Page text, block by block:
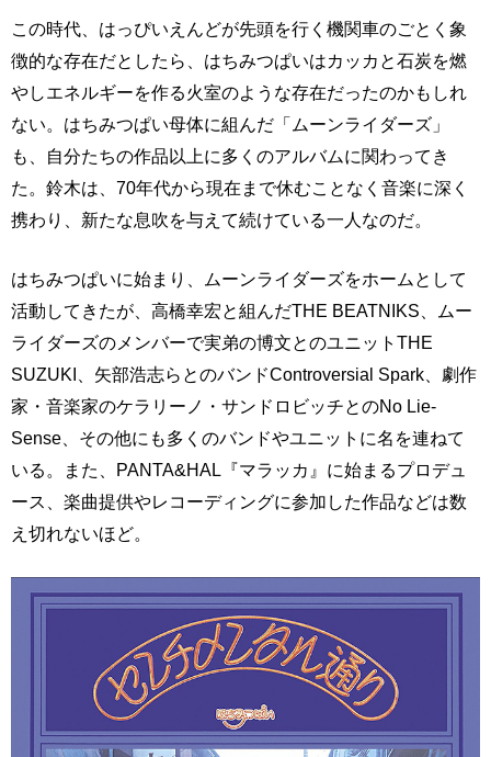
この時代、はっぴいえんどが先頭を行く機関車のごとく象
徴的な存在だとしたら、はちみつぱいはカッカと石炭を燃
やしエネルギーを作る火室のような存在だったのかもしれ
ない。はちみつぱい母体に組んだ「ムーンライダーズ」
も、自分たちの作品以上に多くのアルバムに関わってき
た。鈴木は、70年代から現在まで休むことなく音楽に深く
携わり、新たな息吹を与えて続けている一人なのだ。
はちみつぱいに始まり、ムーンライダーズをホームとして
活動してきたが、高橋幸宏と組んだTHE BEATNIKS、ムー
ライダーズのメンバーで実弟の博文とのユニットTHE
SUZUKI、矢部浩志らとのバンドControversial Spark、劇作
家・音楽家のケラリーノ・サンドロビッチとのNo Lie-
Sense、その他にも多くのバンドやユニットに名を連ねて
いる。また、PANTA&HAL『マラッカ』に始まるプロデュ
ース、楽曲提供やレコーディングに参加した作品などは数
え切れないほど。